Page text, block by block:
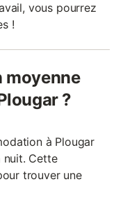
vous pourrez
!
moyenne
?
à Plougar
nuit. Cette
trouver une